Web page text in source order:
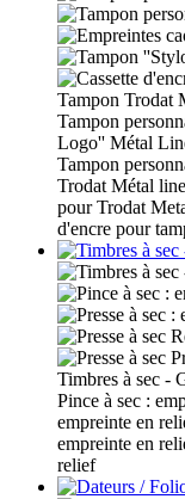
Tampon Trodat
Tampon
Logo'' Métal
Tampon
Trodat Métal
pour Trodat
d'encre pour
Timbres à sec -
Pince à sec :
empreinte en
empreinte en
relief